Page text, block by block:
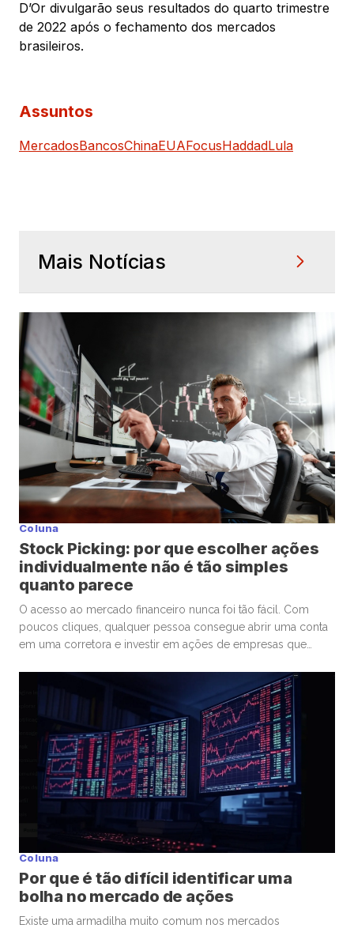
D’Or divulgarão seus resultados do quarto trimestre
de 2022 após o fechamento dos mercados
brasileiros.
Assuntos
MercadosBancosChinaEUAFocusHaddadLula
Mais Notícias
Coluna
Stock Picking: por que escolher ações
individualmente não é tão simples
quanto parece
O acesso ao mercado financeiro nunca foi tão fácil. Com
poucos cliques, qualquer pessoa consegue abrir uma conta
em uma corretora e investir em ações de empresas que
democratizou os investimentos e trouxe milhões de novos
participantes para a bolsa. Mas, junto com essa facilidade,
surgiu um comportamento que […]
Coluna
Por que é tão difícil identificar uma
bolha no mercado de ações
Existe uma armadilha muito comum nos mercados